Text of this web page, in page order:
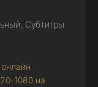
Субтитры
1080 на